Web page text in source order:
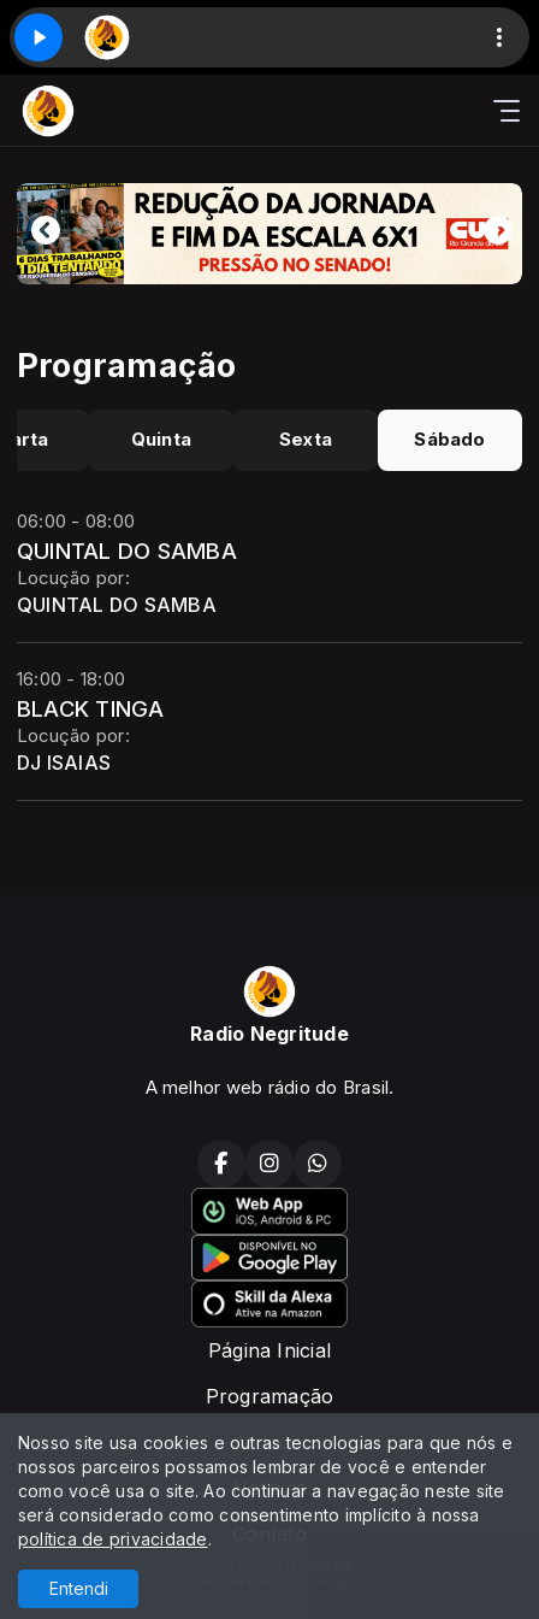
Programação
Quinta Sexta Sábado
06:00 - 08:00
QUINTAL DO SAMBA
Locução por:
QUINTAL DO SAMBA
16:00 - 18:00
BLACK TINGA
Locução por:
DJ ISAIAS
Radio Negritude
A melhor web rádio do Brasil.
Página Inicial
Programação
Vídeos
Notícias
Nosso site usa cookies e outras tecnologias para que nós e
nossos parceiros possamos lembrar de você e entender
como você usa o site. Ao continuar a navegação neste site
será considerado como consentimento implícito à nossa
política de privacidade.
Entendi